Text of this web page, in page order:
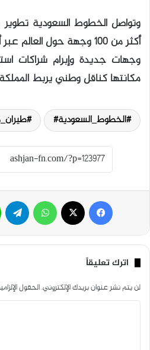
وتواصل الخطوط السعودية تطوير
أكثر من 100 وجهة حول
وجهات جديدة وإبرام شراكات
مكانتها كناقل وطني يربط
الخطوط_السعودية#
اترك تعليقاً
لن يتم نشر عنوان بريدك الإلكتروني.الحقول